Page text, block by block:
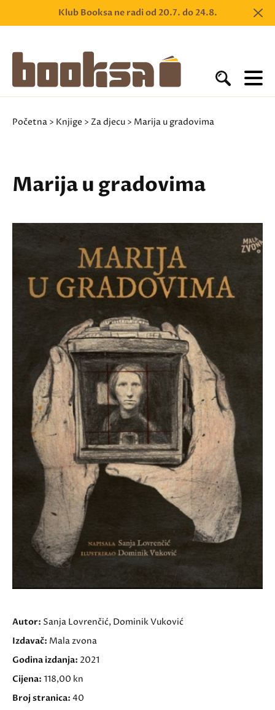
Klub Booksa ne radi od 20.7. do 24.8.
Početna > Knjige > Za djecu > Marija u gradovima
Marija u gradovima
Autor: Sanja Lovrenčić, Dominik Vuković
Izdavač: Mala zvona
Godina izdanja: 2021
Cijena: 118,00 kn
Broj stranica: 40